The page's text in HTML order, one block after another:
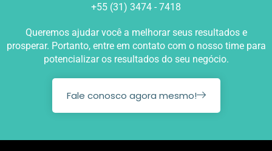
+55 (31) 3474 - 7418
Queremos ajudar você a melhorar seus resultados e
prosperar. Portanto, entre em contato com o nosso time para
potencializar os resultados do seu negócio.
Fale conosco agora mesmo!